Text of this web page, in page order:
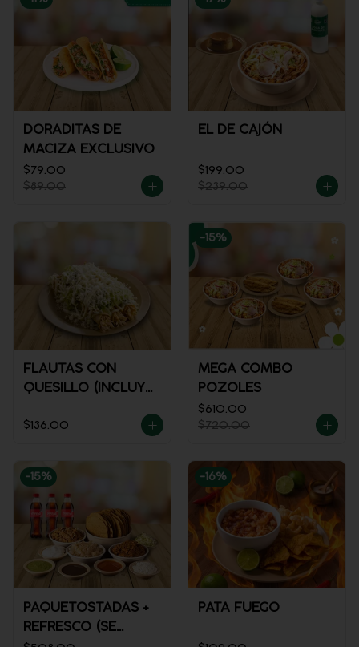
DORADITAS DE
MACIZA EXCLUSIVO
$79.00
$89.00
EL DE CAJÓN
$199.00
$239.00
FLAUTAS CON
QUESILLO (INCLUYE
SALSA)
$136.00
-15%
MEGA COMBO
POZOLES
$610.00
$720.00
-15%
PAQUETOSTADAS +
REFRESCO (SE
-16%
PATA FUEGO